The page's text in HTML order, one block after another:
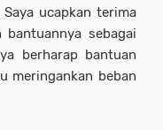
ucapkan terima
sebagai
berharap bantuan
meringankan beban